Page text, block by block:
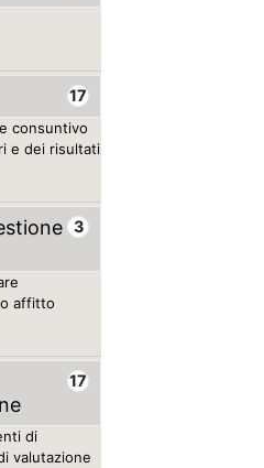
17
consuntivo
e dei risultati
3
affitto
17
di
valutazione